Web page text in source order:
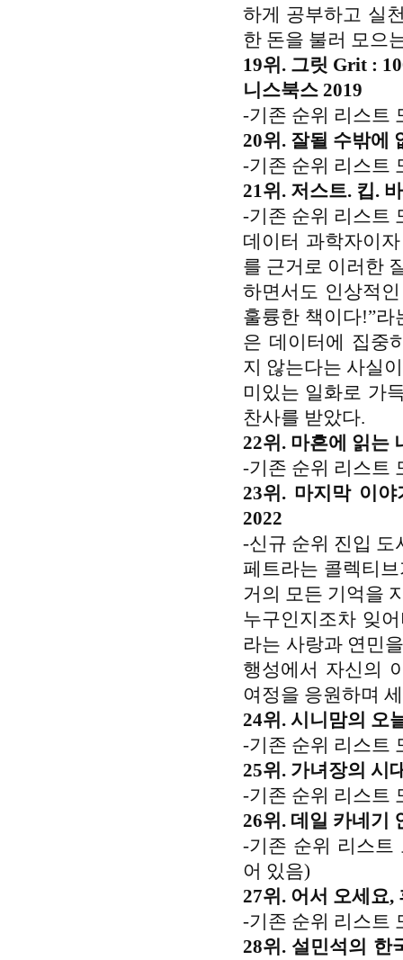
하게 공부하고 실
한 돈을 불러 모으
19위. 그릿 Grit :
니스북스 2019
-기존 순위 리스트
20위. 잘될 수밖에
-기존 순위 리스트
21위. 저스트. 킵.
-기존 순위 리스트
데이터 과학자이
를 근거로 이러한
하면서도 인상적
훌륭한 책이다!”
은 데이터에 집중
지 않는다는 사실
미있는 일화로 가
찬사를 받았다.
22위. 마흔에 읽는
-기존 순위 리스트
23위. 마지막 이
2022
-신규 순위 진입 도
페트라는 콜렉티
거의 모든 기억을
누구인지조차 잊
라는 사랑과 연민
행성에서 자신의
여정을 응원하며
24위. 시니맘의 오
-기존 순위 리스트
25위. 가녀장의 시
-기존 순위 리스트
26위. 데일 카네기
-기존 순위 리스트
어 있음)
27위. 어서 오세요,
-기존 순위 리스트
28위. 설민석의 한